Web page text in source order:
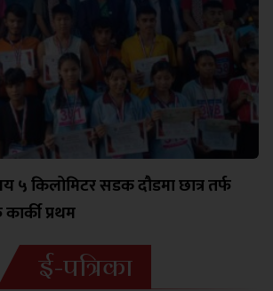
५ किलोमिटर सडक दौडमा छात्र तर्फ
कार्की प्रथम
ई-पत्रिका